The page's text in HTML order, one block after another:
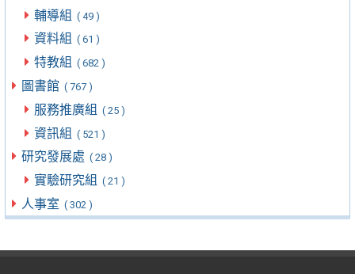
輔導組 ( 49 )
資料組 ( 61 )
特教組 ( 682 )
圖書館 ( 767 )
服務推廣組 ( 25 )
資訊組 ( 521 )
研究發展處 ( 28 )
實驗研究組 ( 21 )
人事室 ( 302 )